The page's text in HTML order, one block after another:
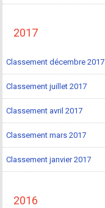
2017
Classement décembre 2017
Classement juillet 2017
Classement avril 2017
Classement mars 2017
Classement janvier 2017
2016